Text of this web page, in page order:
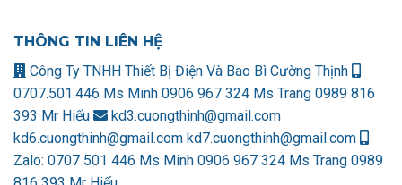
THÔNG TIN LIÊN HỆ
Công Ty TNHH Thiết Bị Điện Và Bao Bì Cường Thịnh
0707.501.446 Ms Minh 0906 967 324 Ms Trang 0989 816
393 Mr Hiếu
kd3.cuongthinh@gmail.com
kd6.cuongthinh@gmail.com kd7.cuongthinh@gmail.com
Zalo: 0707 501 446 Ms Minh 0906 967 324 Ms Trang 0989